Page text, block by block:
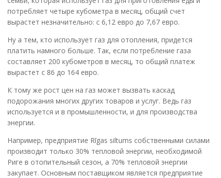
потребляет четыре кубометра в месяц, общий счет
вырастет незначительно: с 6,12 евро до 7,67 евро.
Ну а тем, кто использует газ для отопления, придется
платить намного больше. Так, если потребление газа
составляет 200 кубометров в месяц, то общий платеж
вырастет с 86 до 164 евро.
К тому же рост цен на газ может вызвать каскад
подорожания многих других товаров и услуг. Ведь газ
используется и в промышленности, и для производства
энергии.
Например, предприятие Rīgas siltums собственными силами
производит только 30% тепловой энергии, необходимой
Риге в отопительный сезон, а 70% тепловой энергии
закупает. Основным поставщиком является предприятие